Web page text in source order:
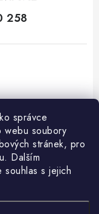
správce
webu soubory
stránek, pro
Dalším
s jejich
258